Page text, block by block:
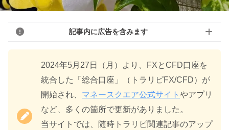
記事内に広告を含みます
2024年5月27日（月）より、FXとCFD口座を
統合した「総合口座」（トラリピFX/CFD）が
開始され、 マネースクエア公式サイト やアプリ
など、多くの箇所で更新がありました。
当サイトでは、随時トラリピ関連記事のアップ